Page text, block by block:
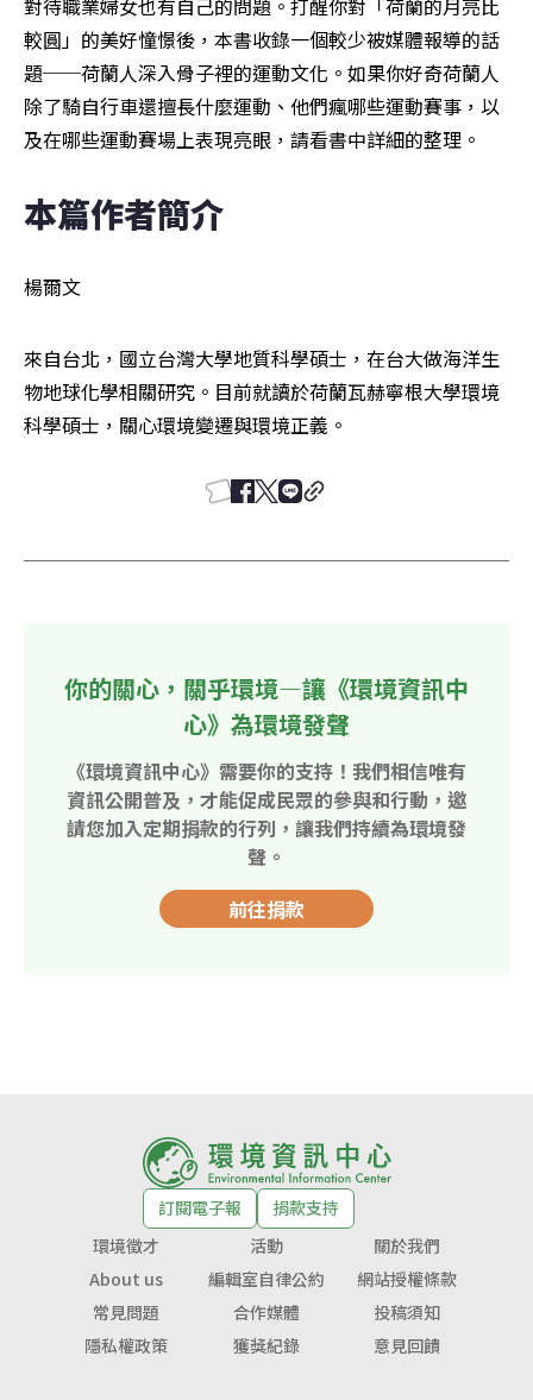
較圓」的美好憧憬後，本書收錄一個較少被媒體報導的話
題──荷蘭人深入骨子裡的運動文化。如果你好奇荷蘭人
除了騎自行車還擅長什麼運動、他們瘋哪些運動賽事，以
及在哪些運動賽場上表現亮眼，請看書中詳細的整理。
本篇作者簡介
楊爾文
來自台北，國立台灣大學地質科學碩士，在台大做海洋生
物地球化學相關研究。目前就讀於荷蘭瓦赫寧根大學環境
科學碩士，關心環境變遷與環境正義。
你的關心，關乎環境—讓《環境資訊中
心》為環境發聲
《環境資訊中心》需要你的支持！我們相信唯有
資訊公開普及，才能促成民眾的參與和行動，邀
請您加入定期捐款的行列，讓我們持續為環境發
聲。
前往捐款
訂閱電子報
捐款支持
環境徵才
活動
關於我們
About us
編輯室自律公約
網站授權條款
常見問題
合作媒體
投稿須知
隱私權政策
獲獎紀錄 意見回饋